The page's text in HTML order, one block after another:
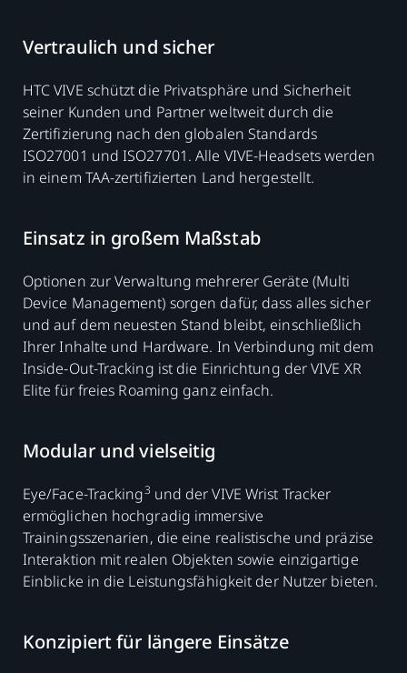
Vertraulich und sicher
HTC VIVE schützt die Privatsphäre und Sicherheit
seiner Kunden und Partner weltweit durch die
Zertifizierung nach den globalen Standards
ISO27001 und ISO27701. Alle VIVE-Headsets werden
in einem TAA-zertifizierten Land hergestellt.
Einsatz in großem Maßstab
Optionen zur Verwaltung mehrerer Geräte (Multi
Device Management) sorgen dafür, dass alles sicher
und auf dem neuesten Stand bleibt, einschließlich
Ihrer Inhalte und Hardware. In Verbindung mit dem
Inside-Out-Tracking ist die Einrichtung der VIVE XR
Elite für freies Roaming ganz einfach.
Modular und vielseitig
Eye/Face-Tracking3 und der VIVE Wrist Tracker
ermöglichen hochgradig immersive
Trainingsszenarien, die eine realistische und präzise
Interaktion mit realen Objekten sowie einzigartige
Einblicke in die Leistungsfähigkeit der Nutzer bieten.
Konzipiert für längere Einsätze